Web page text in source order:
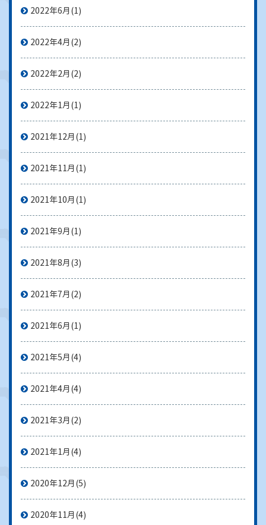
2022年6月 (1)
2022年4月 (2)
2022年2月 (2)
2022年1月 (1)
2021年12月 (1)
2021年11月 (1)
2021年10月 (1)
2021年9月 (1)
2021年8月 (3)
2021年7月 (2)
2021年6月 (1)
2021年5月 (4)
2021年4月 (4)
2021年3月 (2)
2021年1月 (4)
2020年12月 (5)
2020年11月 (4)